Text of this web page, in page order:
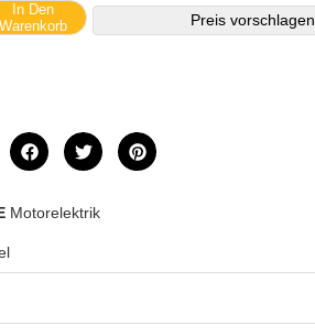
In Den
Warenkorb
Preis vorschlagen
Motorelektrik